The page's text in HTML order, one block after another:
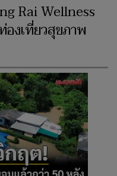
Rai Wellness
องเที่ยวสุขภาพ